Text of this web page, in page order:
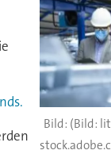
(Bild: